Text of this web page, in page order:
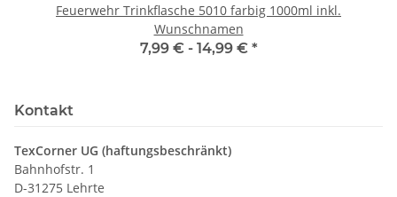
Feuerwehr Trinkflasche 5010 farbig 1000ml inkl.
Wunschnamen
7,99 € - 14,99 € *
Kontakt
TexCorner UG (haftungsbeschränkt)
Bahnhofstr. 1
D-31275 Lehrte